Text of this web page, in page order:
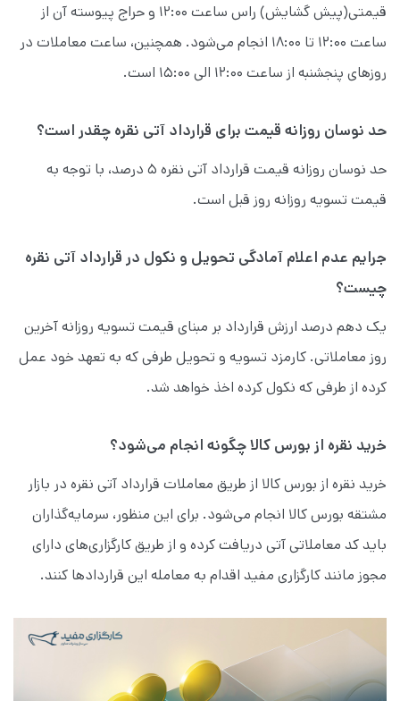
قیمتی(پیش گشایش) راس ساعت ۱۲:۰۰ و حراج پیوسته آن از
ساعت ۱۲:۰۰ تا ۱۸:۰۰ انجام می‌شود. همچنین، ساعت معاملات در
روزهای پنجشنبه از ساعت ۱۲:۰۰ الی ۱۵:۰۰ است.
حد نوسان روزانه قیمت برای قرارداد آتی نقره چقدر است؟
حد نوسان روزانه قیمت قرارداد آتی نقره ۵ درصد، با توجه به
قیمت تسویه روزانه روز قبل است.
جرایم عدم اعلام آمادگی تحویل و نکول در قرارداد آتی نقره
چیست؟
یک دهم درصد ارزش قرارداد بر مبنای قیمت تسویه روزانه آخرین
روز معاملاتی. کارمزد تسویه و تحویل طرفی که به تعهد خود عمل
کرده از طرفی که نکول کرده اخذ خواهد شد.
خرید نقره از بورس کالا چگونه انجام می‌شود؟
خرید نقره از بورس کالا از طریق معاملات قرارداد آتی نقره در بازار
مشتقه بورس کالا انجام می‌شود. برای این منظور، سرمایه‌گذاران
باید کد معاملاتی آتی دریافت کرده و از طریق کارگزاری‌های دارای
مجوز مانند کارگزاری مفید اقدام به معامله این قراردادها کنند.